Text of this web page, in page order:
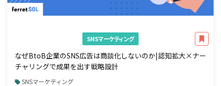
SNSマーケティング
なぜBtoB企業のSNS広告は商談化しないのか|認知拡大×ナー
チャリングで成果を出す戦略設計
SNSマーケティング